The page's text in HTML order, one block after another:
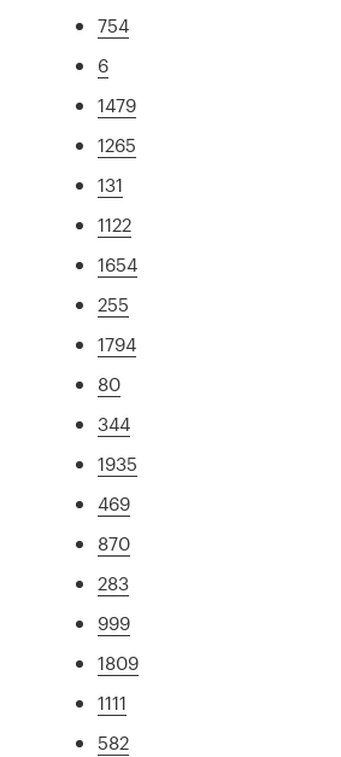
754
6
1479
1265
131
1122
1654
255
1794
80
344
1935
469
870
283
999
1809
1111
582